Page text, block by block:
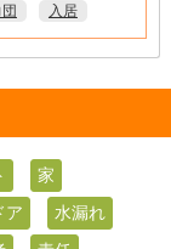
入居
家
ア
水漏れ